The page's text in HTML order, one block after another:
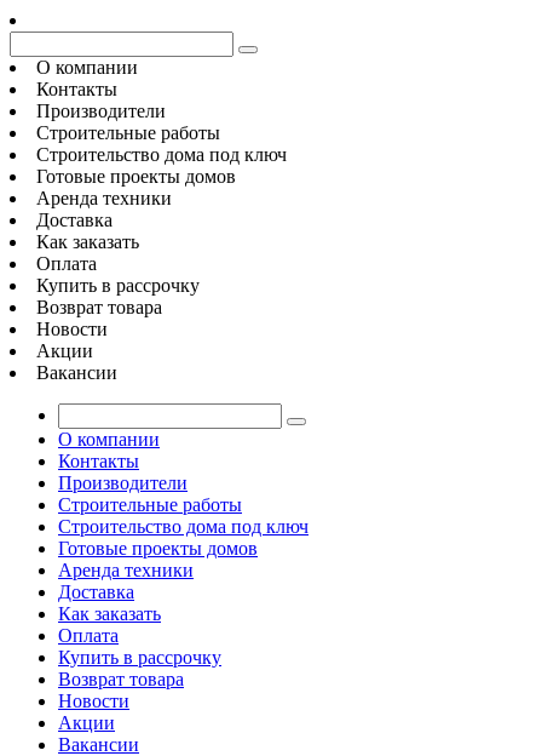
О компании
Контакты
Производители
Строительные работы
Строительство дома под ключ
Готовые проекты домов
Аренда техники
Доставка
Как заказать
Оплата
Купить в рассрочку
Возврат товара
Новости
Акции
Вакансии
О компании
Контакты
Производители
Строительные работы
Строительство дома под ключ
Готовые проекты домов
Аренда техники
Доставка
Как заказать
Оплата
Купить в рассрочку
Возврат товара
Новости
Акции
Вакансии